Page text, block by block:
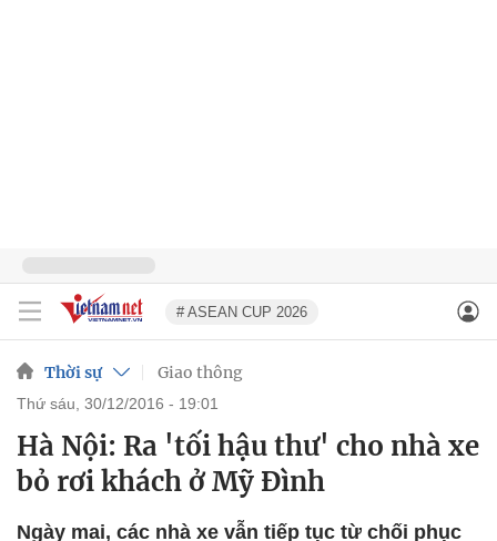
# ASEAN CUP 2026
Thời sự Giao thông
thứ sáu, 30/12/2016 - 19:01
Hà Nội: Ra 'tối hậu thư' cho nhà xe
bỏ rơi khách ở Mỹ Đình
Ngày mai, các nhà xe vẫn tiếp tục từ chối phục